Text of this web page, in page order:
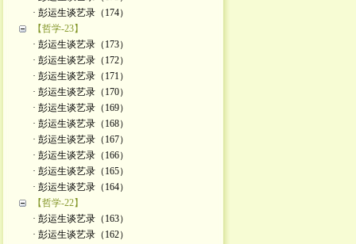
· 彭运生谈艺录（174）
【哲学-23】
· 彭运生谈艺录（173）
· 彭运生谈艺录（172）
· 彭运生谈艺录（171）
· 彭运生谈艺录（170）
· 彭运生谈艺录（169）
· 彭运生谈艺录（168）
· 彭运生谈艺录（167）
· 彭运生谈艺录（166）
· 彭运生谈艺录（165）
· 彭运生谈艺录（164）
【哲学-22】
· 彭运生谈艺录（163）
· 彭运生谈艺录（162）